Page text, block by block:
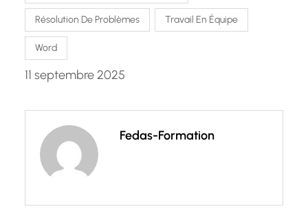
Résolution De Problèmes Travail En Équipe
Word
11 septembre 2025
Fedas-Formation